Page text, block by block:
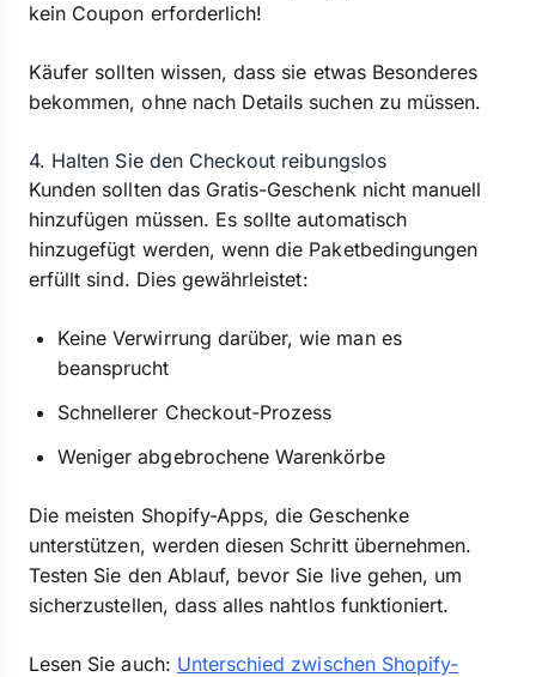
kein Coupon erforderlich!
Käufer sollten wissen, dass sie etwas Besonderes
bekommen, ohne nach Details suchen zu müssen.
4. Halten Sie den Checkout reibungslos
Kunden sollten das Gratis-Geschenk nicht manuell
hinzufügen müssen. Es sollte automatisch
hinzugefügt werden, wenn die Paketbedingungen
erfüllt sind. Dies gewährleistet:
Keine Verwirrung darüber, wie man es
beansprucht
Schnellerer Checkout-Prozess
Weniger abgebrochene Warenkörbe
Die meisten Shopify-Apps, die Geschenke
unterstützen, werden diesen Schritt übernehmen.
Testen Sie den Ablauf, bevor Sie live gehen, um
sicherzustellen, dass alles nahtlos funktioniert.
Lesen Sie auch: Unterschied zwischen Shopify-